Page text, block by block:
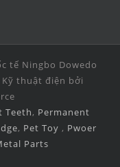
tế Ningbo Dowedo
thuật điện bởi
Teeth, Permanent
, Pet Toy , Pwoer
Parts